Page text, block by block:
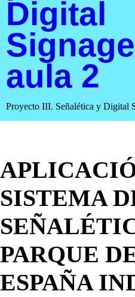
Digital
Signage
aula 2
Proyecto III. Señalética y Digital
SISTEMA
PARQUE
ESPAÑA